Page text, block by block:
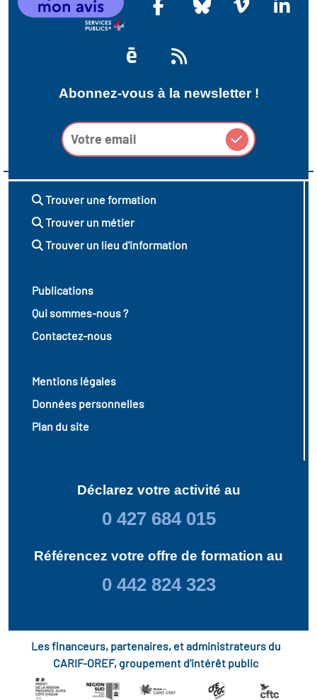
Abonnez-vous à la newsletter !
Trouver une formation
Trouver un métier
Trouver un lieu d'information
Publications
Qui sommes-nous ?
Contactez-nous
Mentions légales
Données personnelles
Plan du site
Déclarez votre activité au
0 427 684 015
Référencez votre offre de formation au
0 442 824 323
Les financeurs, partenaires, et administrateurs du
CARIF-OREF, groupement d'intérêt public